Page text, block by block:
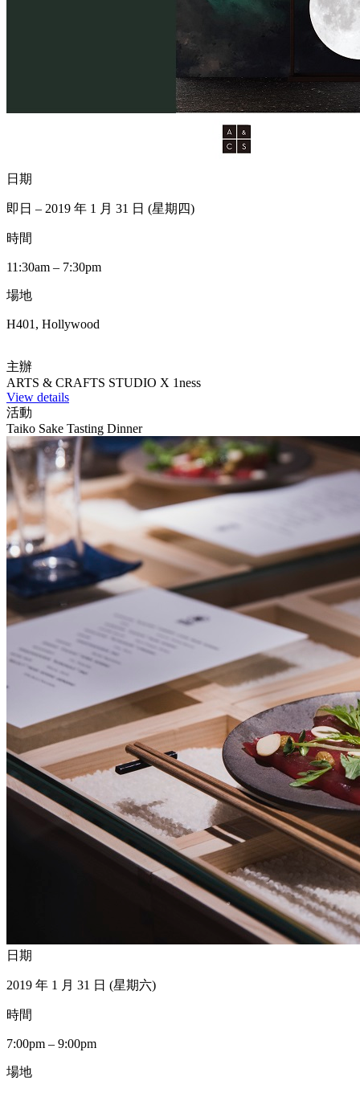
日期
即日 – 2019 年 1 月 31 日 (星期四)
時間
11:30am – 7:30pm
場地
H401, Hollywood
主辦
ARTS & CRAFTS STUDIO X 1ness
View details
活動
Taiko Sake Tasting Dinner
日期
2019 年 1 月 31 日 (星期六)
時間
7:00pm – 9:00pm
場地